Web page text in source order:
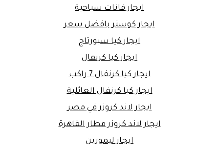
ايجار فانات سياحية
ايجار كوستر بافضل سعر
ايجار كيا سبورتاج
ايجار كيا كرنفال
ايجار كيا كرنفال 7 راكب
ايجار كيا كرنفال العائلية
ايجار لاند كروزر في مصر
ايجار لاند كروزر مطار القاهرة
ايجار ليموزين